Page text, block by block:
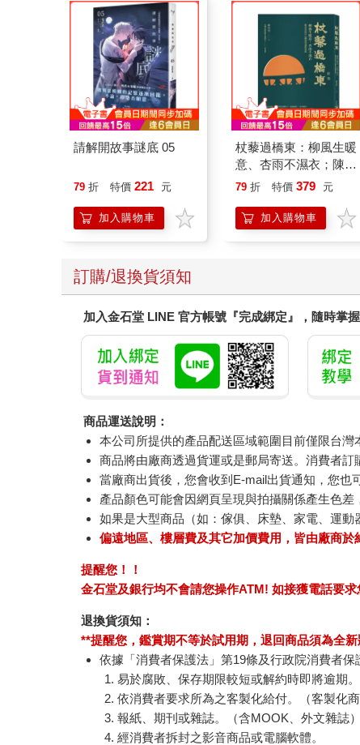
請解開故事謎底 05
79 折 特價 221 元
加入購物車
杖藜過橋東：柳風生暖
意、杏雨不濕衣；陳亮
恭談以心轉境的適齡漫
79 折 特價 379 元
加入購物車
訂購/退換貨須知
加入金石堂 LINE 官方帳號『完成綁定』，隨時掌握
商品運送說明：
本公司所提供的產品配送區域範圍目前僅限台灣
商品將由廠商透過貨運或是郵局寄送。消費者
當廠商出貨後，您會收到E-mail出貨通知，您也
產品顏色可能會因網頁呈現與拍攝關係產生色差
如果是大型商品（如：傢俱、床墊、家電、運
偏遠地區、樓層費及其它加價費用，皆由廠商於
提醒您！！
金石堂及銀行均不會請您操作ATM! 如接獲電話要
退換貨須知：
**提醒您，鑑賞期不等於試用期，退回商品須為全
依據「消費者保護法」第19條及行政院消費者
易於腐敗、保存期限較短或解約時即將逾期。
依消費者要求所為之客製化給付。（客製化商
報紙、期刊或雜誌。（含MOOK、外文雜誌）
經消費者拆封之影音商品或電腦軟體。